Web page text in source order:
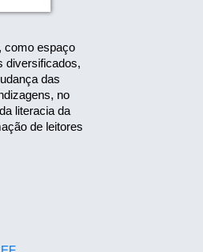
como espaço
diversificados,
das
no
literacia da
de leitores